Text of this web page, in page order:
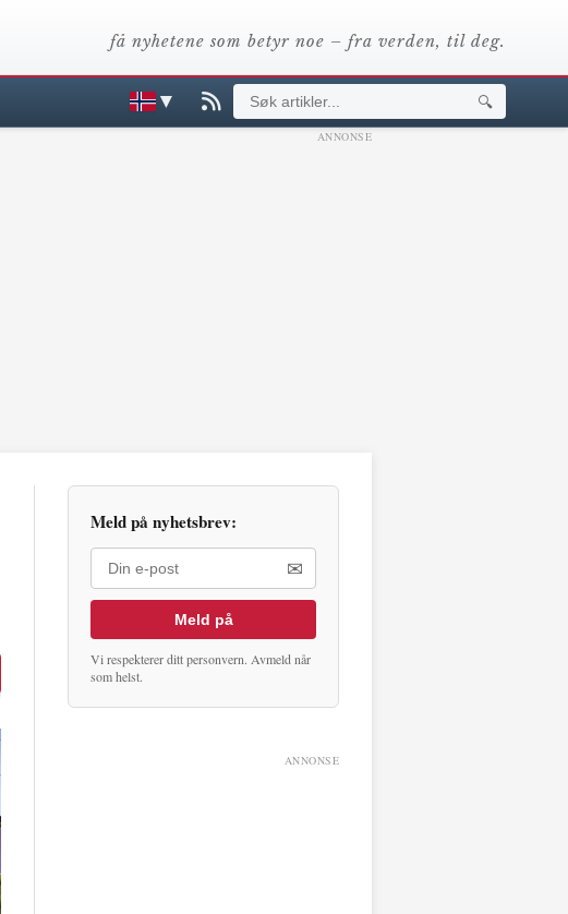
få nyhetene som betyr noe – fra verden, til deg.
▼ 🔍
ANNONSE
Meld på nyhetsbrev:
✉
Meld på
Vi respekterer ditt personvern. Avmeld når
som helst.
ANNONSE